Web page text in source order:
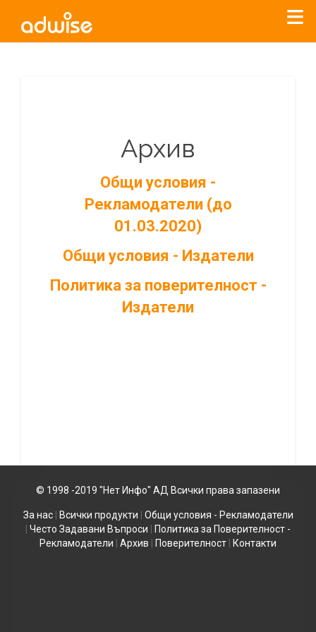
Архив
Общи условия -
Рекламодатели (до
01.03.2020)
Общи условия - Издатели
Политика за поверителност -
Издатели
© 1998 -2019 "Нет Инфо" АД Всички права запазени
За нас| Всички продукти
Общи условия - Рекламодатели
Често Задавани Въпроси
Политика за Поверителност -
Рекламодатели
Архив Поверителност Контакти